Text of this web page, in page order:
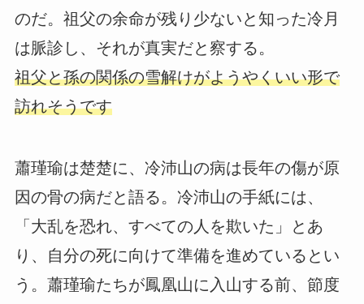
のだ。祖父の余命が残り少ないと知った冷月
は脈診し、それが真実だと察する。
祖父と孫の関係の雪解けがようやくいい形で
訪れそうです
蕭瑾瑜は楚楚に、冷沛山の病は長年の傷が原
因の骨の病だと語る。冷沛山の手紙には、
「大乱を恐れ、すべての人を欺いた」とあ
り、自分の死に向けて準備を進めているとい
う。蕭瑾瑜たちが鳳凰山に入山する前、節度